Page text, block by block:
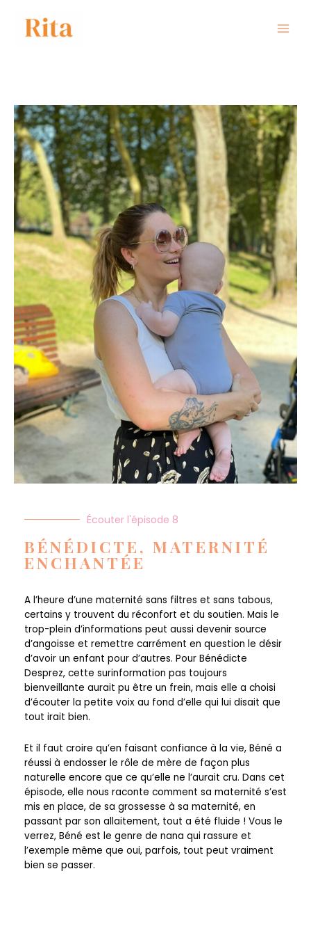
Écouter l'épisode 8
BÉNÉDICTE, MATERNITÉ
ENCHANTÉE
A l’heure d’une maternité sans filtres et sans tabous,
certains y trouvent du réconfort et du soutien. Mais le
trop-plein d’informations peut aussi devenir source
d’angoisse et remettre carrément en question le désir
d’avoir un enfant pour d’autres. Pour Bénédicte
Desprez, cette surinformation pas toujours
bienveillante aurait pu être un frein, mais elle a choisi
d’écouter la petite voix au fond d’elle qui lui disait que
tout irait bien.
Et il faut croire qu’en faisant confiance à la vie, Béné a
réussi à endosser le rôle de mère de façon plus
naturelle encore que ce qu’elle ne l’aurait cru. Dans cet
épisode, elle nous raconte comment sa maternité s’est
mis en place, de sa grossesse à sa maternité, en
passant par son allaitement, tout a été fluide ! Vous le
verrez, Béné est le genre de nana qui rassure et
l’exemple même que oui, parfois, tout peut vraiment
bien se passer.